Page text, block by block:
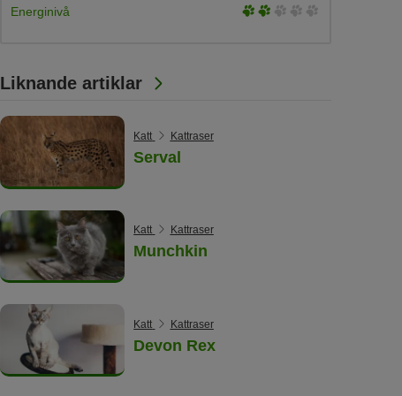
5
Energinivå
3
Liknande artiklar
Katt Kattraser
Serval
Katt Kattraser
Munchkin
Katt Kattraser
Devon Rex